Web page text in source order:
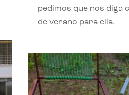
pedimos que nos diga
de verano para ella.